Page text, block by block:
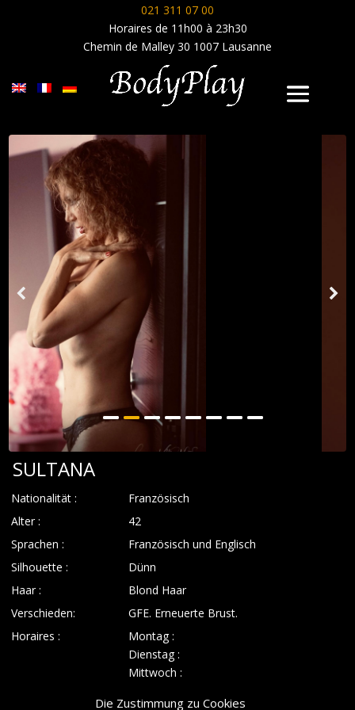
Die Zustimmung zu Cookies
021 311 07 00
Horaires de 11h00 à 23h30
Chemin de Malley 30 1007 Lausanne
SULTANA
Nationalität :
Französisch
Alter :
42
Sprachen :
Französisch und Englisch
Silhouette :
Dünn
Haar :
Blond Haar
Verschieden:
GFE. Erneuerte Brust.
Horaires :
Montag :
Dienstag :
Mittwoch :